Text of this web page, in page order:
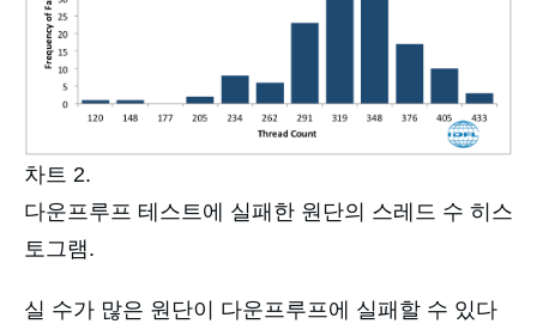
차트 2.
다운프루프 테스트에 실패한 원단의 스레드 수 히스
토그램.
실 수가 많은 원단이 다운프루프에 실패할 수 있다